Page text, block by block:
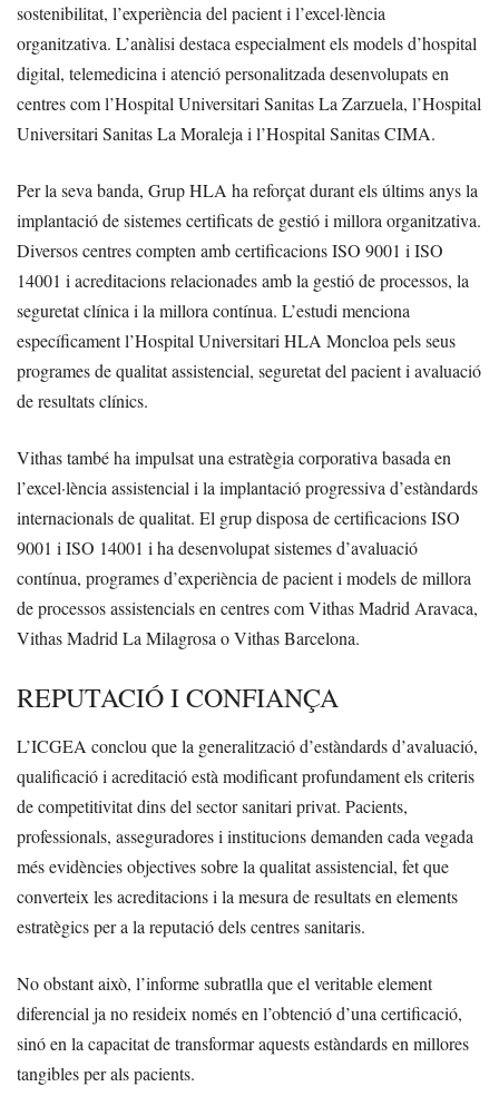
sostenibilitat, l’experiència del pacient i l’excel·lència
organitzativa. L’anàlisi destaca especialment els models d’hospital
digital, telemedicina i atenció personalitzada desenvolupats en
centres com l’Hospital Universitari Sanitas La Zarzuela, l’Hospital
Universitari Sanitas La Moraleja i l’Hospital Sanitas CIMA.
Per la seva banda, Grup HLA ha reforçat durant els últims anys la
implantació de sistemes certificats de gestió i millora organitzativa.
Diversos centres compten amb certificacions ISO 9001 i ISO
14001 i acreditacions relacionades amb la gestió de processos, la
seguretat clínica i la millora contínua. L’estudi menciona
específicament l’Hospital Universitari HLA Moncloa pels seus
programes de qualitat assistencial, seguretat del pacient i avaluació
de resultats clínics.
Vithas també ha impulsat una estratègia corporativa basada en
l’excel·lència assistencial i la implantació progressiva d’estàndards
internacionals de qualitat. El grup disposa de certificacions ISO
9001 i ISO 14001 i ha desenvolupat sistemes d’avaluació
contínua, programes d’experiència de pacient i models de millora
de processos assistencials en centres com Vithas Madrid Aravaca,
Vithas Madrid La Milagrosa o Vithas Barcelona.
REPUTACIÓ I CONFIANÇA
L’ICGEA conclou que la generalització d’estàndards d’avaluació,
qualificació i acreditació està modificant profundament els criteris
de competitivitat dins del sector sanitari privat. Pacients,
professionals, asseguradores i institucions demanden cada vegada
més evidències objectives sobre la qualitat assistencial, fet que
converteix les acreditacions i la mesura de resultats en elements
estratègics per a la reputació dels centres sanitaris.
No obstant això, l’informe subratlla que el veritable element
diferencial ja no resideix només en l’obtenció d’una certificació,
sinó en la capacitat de transformar aquests estàndards en millores
tangibles per als pacients.